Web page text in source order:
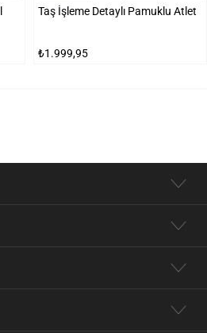
Taş İşleme Detaylı Pamuklu Atlet
₺1.999,95